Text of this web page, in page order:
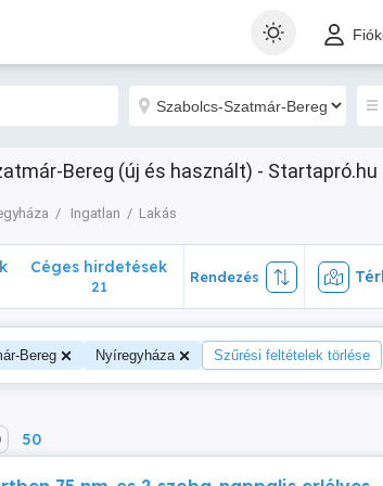
Bereg (új és használt) - Startapró.hu
Ingatlan Lakás
Céges hirdetések
21
Rendezés
Bereg Nyíregyháza Szűrési feltételek törlése
50